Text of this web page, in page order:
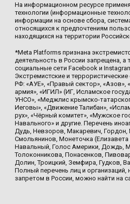
На информационном ресурсе
технологии (информационные
информации на основе сбора,
относящихся к предпочтениям
находящихся на территории
*Meta Platforms признана
деятельность в России запрещена,
социальные сети Facebook и
Экстремистские и
РФ: «АУЕ», «Правый сектор», «Азов»,
армия», «ИГИЛ» (ИГ, Исламское
УНСО», «Меджлис крымско-
Иеговы», «Движение Талибан»,
рух», «Чёрный комитет», «Мужское
Навального» и другие. Перечень
Дудь, Невзоров, Макаревич,
Смольянинов, Монеточка
Навальный, Голос Америки, Дождь,
Толоконникова, Понасенков,
Долин, Троицкий, Земфира, Гудков,
Полный перечень лиц и
запретом в России, можно найти на